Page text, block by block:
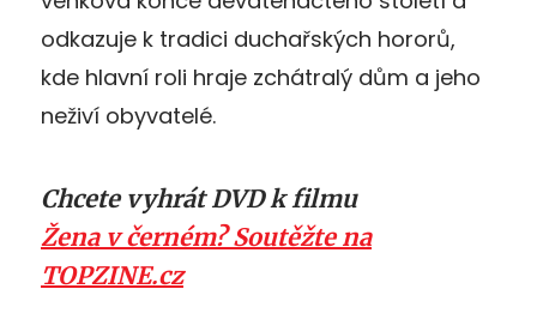
odkazuje k tradici duchařských hororů,
kde hlavní roli hraje zchátralý dům a jeho
neživí obyvatelé.
Chcete vyhrát DVD k filmu
Žena v černém? Soutěžte na
TOPZINE.cz